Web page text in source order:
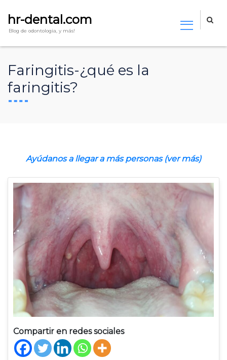
hr-dental.com
Blog de odontologia, y más!
Faringitis-¿qué es la
faringitis?
Ayúdanos a llegar a más personas (ver más)
Compartir en redes sociales